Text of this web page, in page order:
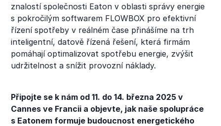
znalostí společnosti Eaton v oblasti správy energie
s pokročilým softwarem FLOWBOX pro efektivní
řízení spotřeby v reálném čase přinášíme na trh
inteligentní, datově řízená řešení, která firmám
pomáhají optimalizovat spotřebu energie, zvýšit
udržitelnost a snížit provozní náklady.
Připojte se k nám od 11. do 14. března 2025 v
Cannes ve Francii a objevte, jak naše spolupráce
s Eatonem formuje budoucnost energetického